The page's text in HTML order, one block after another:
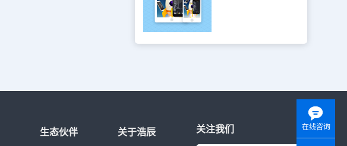
生态伙伴 关于浩辰 关注我们 在线咨询